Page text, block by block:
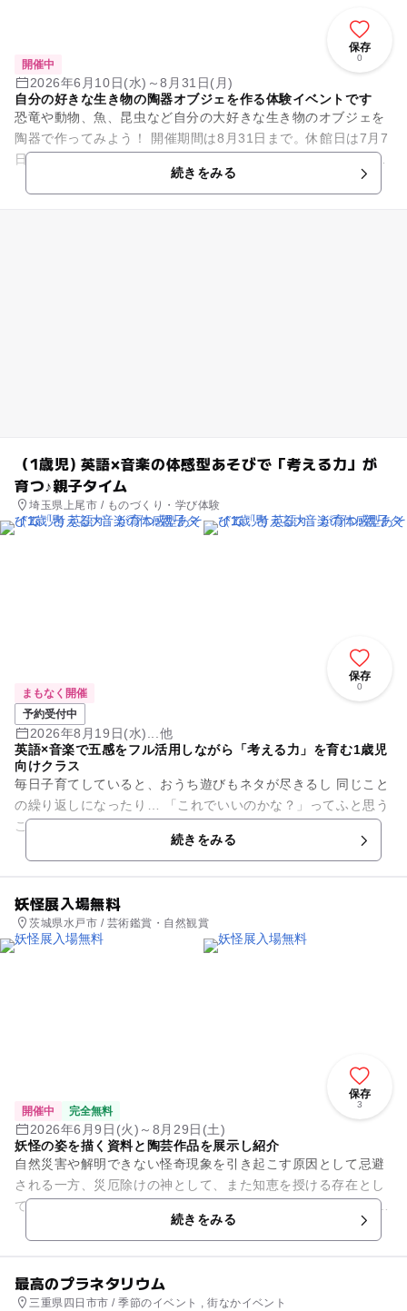
保存
0
開催中
2026年6月10日(水)～8月31日(月)
自分の好きな生き物の陶器オブジェを作る体験イベントです
恐竜や動物、魚、昆虫など自分の大好きな生き物のオブジェを
陶器で作ってみよう！ 開催期間は8月31日まで。休館日は7月7
日・14日・8月25日です。 申し込みは不要ですが、料金は1,50
続きをみる
（1歳児) 英語×音楽の体感型あそびで「考える力」が
育つ♪親子タイム
埼玉県上尾市 / ものづくり・学び体験
保存
0
まもなく開催
予約受付中
2026年8月19日(水)...他
英語×音楽で五感をフル活用しながら「考える力」を育む1歳児
向けクラス
毎日子育てしていると、おうち遊びもネタが尽きるし 同じこと
の繰り返しになったり… 「これでいいのかな？」ってふと思う
こと、ありませんか? 気づけばスマホに頼ってしまう日もあっ
続きをみる
妖怪展入場無料
茨城県水戸市 / 芸術鑑賞・自然観賞
保存
3
開催中 完全無料
2026年6月9日(火)～8月29日(土)
妖怪の姿を描く資料と陶芸作品を展示し紹介
自然災害や解明できない怪奇現象を引き起こす原因として忌避
される一方、災厄除けの神として、また知恵を授ける存在とし
て信仰の対象にもなってきた「妖怪」。 本展では妖怪の姿を描
いた和書や絵巻物、地域...続きをみる
最高のプラネタリウム
三重県四日市市 / 季節のイベント , 街なかイベント